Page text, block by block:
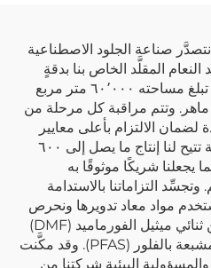
صناعة الجلود الاصطناعية
جلد النعام المقلَّد الخاص بنا بدقةٍ
فائقة في مصنعنا الحديث الذي تبلغ مساحته ٦٠٬٠٠٠ متر مربع
أكثر من ٥٠٠ عاملٍ ماهر. وتتم مراقبة كل مرحلة من
لضمان الالتزام بأعلى معايير
الجودة. ونتوظَّف تقنياتٍ متقدِّمة تتيح لنا إنتاج ما يصل إلى ٦٠٠
يجعلنا شريكًا موثوقًا به
التزاماتنا بالاستدامة
مواد معاد تدويرها ونحرص
على أن تكون منتجاتنا خاليةً من ثنائي ميثيل الفورماميد (DMF)
وخاليةً من مركبات الكربون المشبعة بالفلور (PFAS). وقد مكَّنت
البيئية شركتنا من